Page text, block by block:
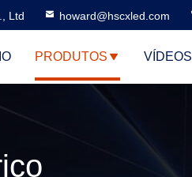
Ltd howard@hscxled.com
PRODUTOS VÍDEOS